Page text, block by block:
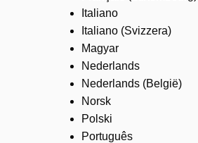
Italiano
Italiano (Svizzera)
Magyar
Nederlands
Nederlands (België)
Norsk
Polski
Português